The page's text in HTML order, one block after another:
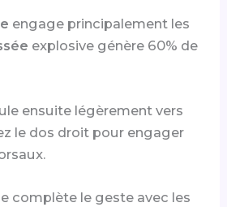
engage principalement les
explosive génère 60% de
ensuite légèrement vers
le dos droit pour engager
complète le geste avec les